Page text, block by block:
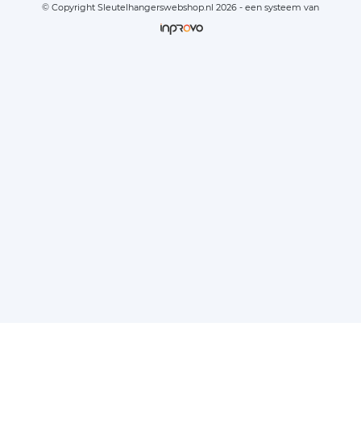
© Copyright Sleutelhangerswebshop.nl 2026 - een systeem van